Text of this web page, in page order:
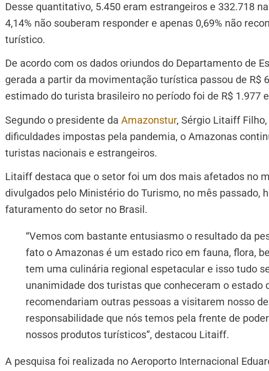
Desse quantitativo, 5.450 eram estrangeiros e 332.718
4,14% não souberam responder e apenas 0,69% não
turístico.
De acordo com os dados oriundos do Departamento de
gerada a partir da movimentação turística passou de R$
estimado do turista brasileiro no período foi de R$ 1.977
Segundo o presidente da Amazonstur, Sérgio Litaiff
dificuldades impostas pela pandemia, o Amazonas
turistas nacionais e estrangeiros.
Litaiff destaca que o setor foi um dos mais afetados no
divulgados pelo Ministério do Turismo, no mês passado,
faturamento do setor no Brasil.
“Vemos com bastante entusiasmo o resultado da
fato o Amazonas é um estado rico em fauna, flora,
tem uma culinária regional espetacular e isso tudo
unanimidade dos turistas que conheceram o estado
recomendariam outras pessoas a visitarem nosso
responsabilidade que nós temos pela frente de
nossos produtos turísticos”, destacou Litaiff.
A pesquisa foi realizada no Aeroporto Internacional